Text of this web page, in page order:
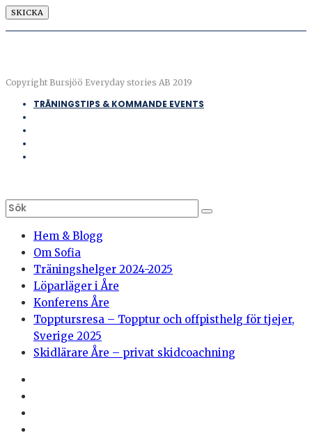
Copyright Bursjöö Everyday stories AB 2019
TRÄNINGSTIPS & KOMMANDE EVENTS
Hem & Blogg
Om Sofia
Träningshelger 2024-2025
Löparläger i Åre
Konferens Åre
Topptursresa – Topptur och offpisthelg för tjejer,
Sverige 2025
Skidlärare Åre – privat skidcoachning